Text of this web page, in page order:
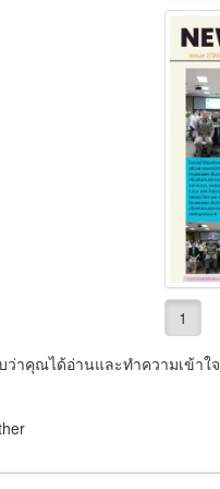
1
ว่าคุณได้อ่านและทำความเข้าใจ